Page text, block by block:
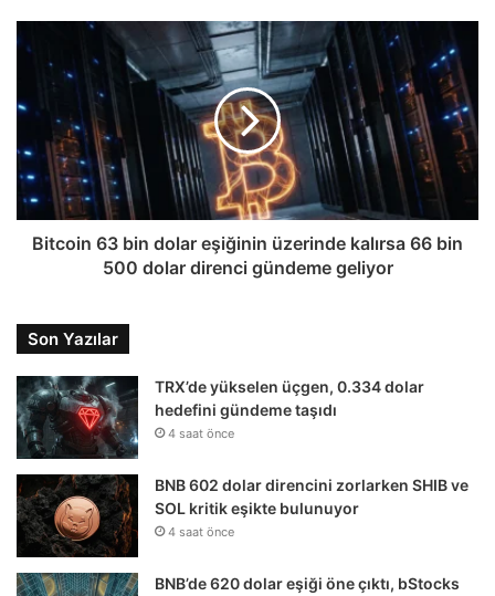
Bitcoin 63 bin dolar eşiğinin üzerinde kalırsa 66 bin
500 dolar direnci gündeme geliyor
Son Yazılar
TRX’de yükselen üçgen, 0.334 dolar
hedefini gündeme taşıdı
4 saat önce
BNB 602 dolar direncini zorlarken SHIB ve
SOL kritik eşikte bulunuyor
4 saat önce
BNB’de 620 dolar eşiği öne çıktı, bStocks